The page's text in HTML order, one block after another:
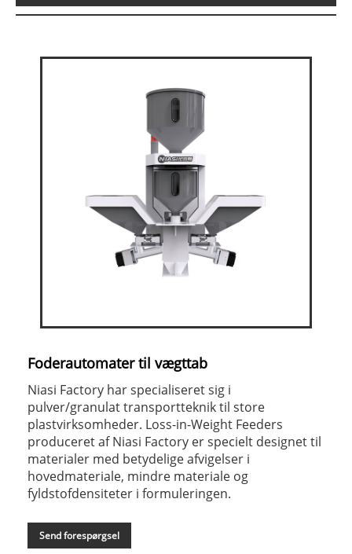
Foderautomater til vægttab
Niasi Factory har specialiseret sig i
pulver/granulat transportteknik til store
plastvirksomheder. Loss-in-Weight Feeders
produceret af Niasi Factory er specielt designet til
materialer med betydelige afvigelser i
hovedmateriale, mindre materiale og
fyldstofdensiteter i formuleringen.
Send forespørgsel